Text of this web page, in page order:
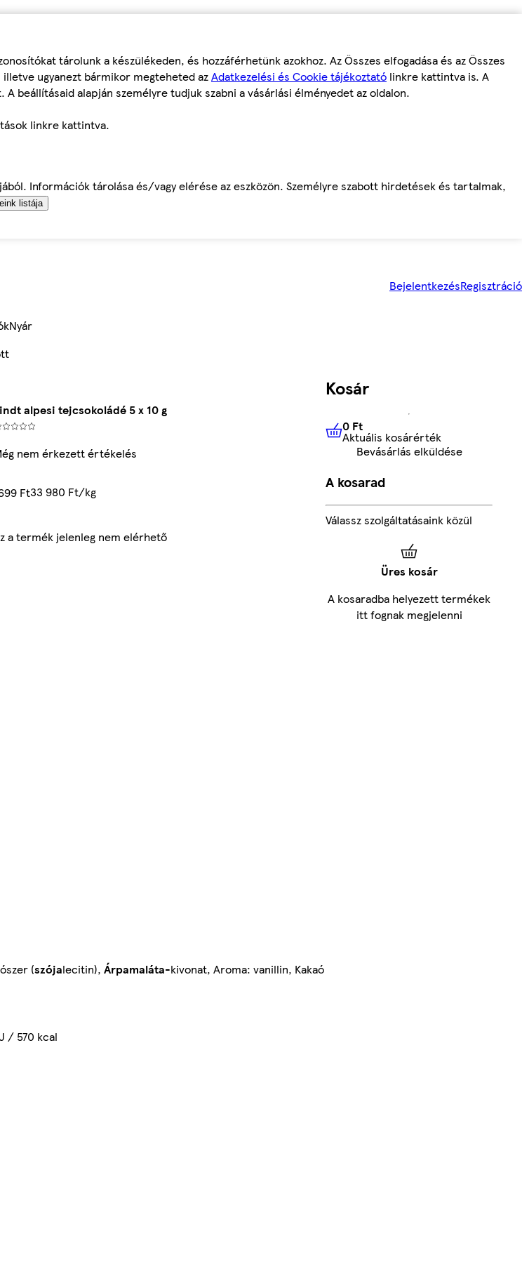
tárolunk a készülékeden, és hozzáférhetünk azokhoz. Az Összes elfogadása és az Összes
ugyanezt bármikor megteheted azAdatkezelési és Cookie tájékoztató linkre kattintva is. A
beállításaid alapján személyre tudjuk szabni a vásárlási élményedet az oldalon.
linkre kattintva.
Információk tárolása és/vagy elérése az eszközön. Személyre szabott hirdetések és tartalmak,
listája
BejelentkezésRegisztráció
Nyár
alpesi tejcsokoládé 5 x 10 g
nem érkezett értékelés
Ft33 980 Ft/kg
a termék jelenleg nem elérhető
(szójalecitin), Árpamaláta-kivonat, Aroma: vanillin, Kakaó
/ 570 kcal
Kosár
0 FtAktuális kosárérték
0 Ft
Aktuális kosárérték
Bevásárlás elküldése
A kosarad
Válassz szolgáltatásaink közül
Üres kosár
A kosaradba helyezett termékek
itt fognak megjelenni